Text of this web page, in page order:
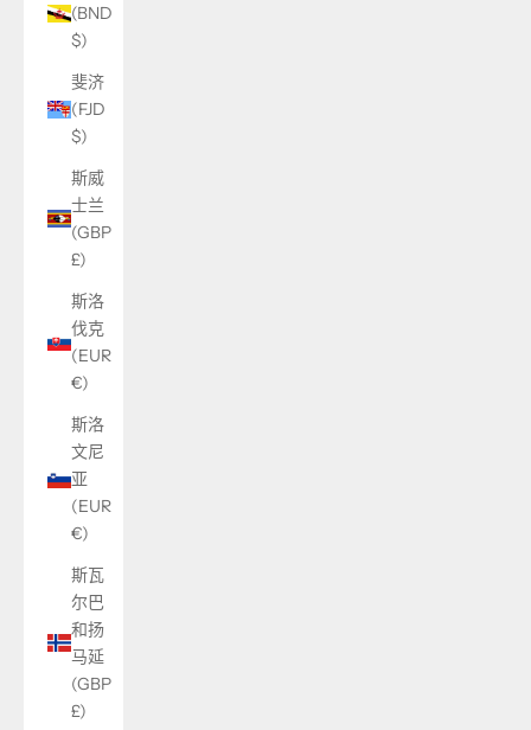
(BND
$)
斐济
(FJD
$)
斯威
士兰
(GBP
£)
斯洛
伐克
(EUR
€)
斯洛
文尼
亚
(EUR
€)
斯瓦
尔巴
和扬
马延
(GBP
£)